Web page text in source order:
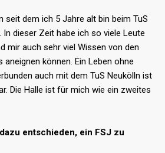
seit dem ich 5 Jahre alt bin beim TuS
In dieser Zeit habe ich so viele Leute
mir auch sehr viel Wissen von den
können. Ein Leben ohne
auch mit dem TuS Neukölln ist
Die Halle ist für mich wie ein zweites
entschieden, ein FSJ zu